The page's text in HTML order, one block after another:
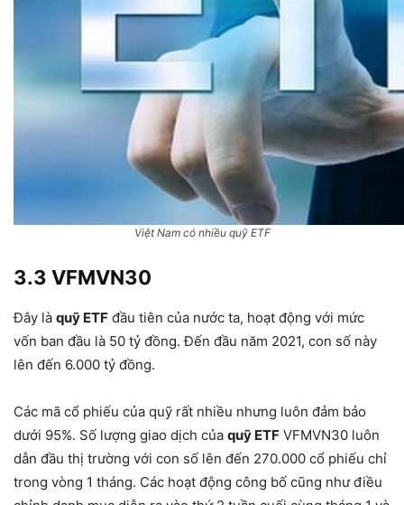
Việt Nam có nhiều quỹ ETF
3.3 VFMVN30
Đây là quỹ ETF đầu tiên của nước ta, hoạt động với mức
vốn ban đầu là 50 tỷ đồng. Đến đầu năm 2021, con số này
lên đến 6.000 tỷ đồng.
Các mã cổ phiếu của quỹ rất nhiều nhưng luôn đảm bảo
dưới 95%. Số lượng giao dịch của quỹ ETF VFMVN30 luôn
dẫn đầu thị trường với con số lên đến 270.000 cổ phiếu chỉ
trong vòng 1 tháng. Các hoạt động công bố cũng như điều